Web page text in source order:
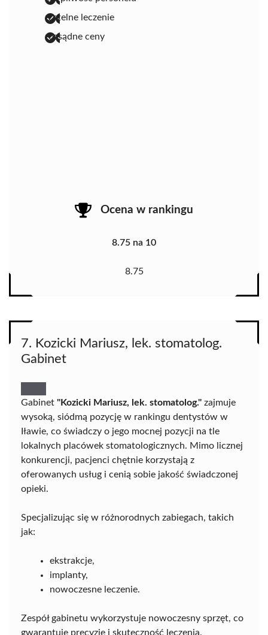
rzetelne leczenie
rozsądne ceny
Ocena w rankingu
8.75 na 10
8.75
7. Kozicki Mariusz, lek. stomatolog.
Gabinet
Gabinet "Kozicki Mariusz, lek. stomatolog." zajmuje
wysoką, siódmą pozycję w rankingu dentystów w
Iławie, co świadczy o jego mocnej pozycji na tle
lokalnych placówek stomatologicznych. Mimo licznej
konkurencji, pacjenci chętnie korzystają z
oferowanych usług i cenią sobie jakość świadczonej
opieki.
Specjalizując się w różnorodnych zabiegach, takich
jak:
ekstrakcje,
implanty,
nowoczesne leczenie.
Zespół gabinetu wykorzystuje nowoczesny sprzęt, co
gwarantuje precyzję i skuteczność leczenia.